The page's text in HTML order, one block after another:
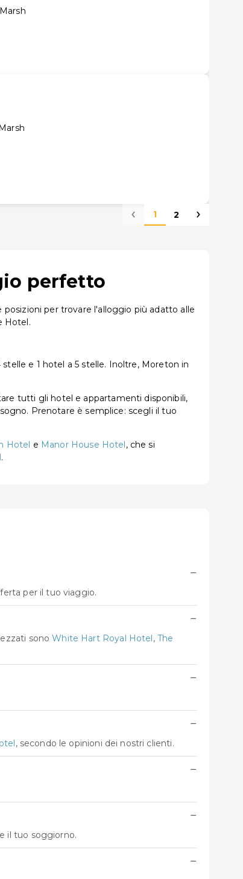
1 2
perfetto
per trovare l'alloggio più adatto alle
Hotel.
e 1 hotel a 5 stelle. Inoltre, Moreton in
tutti gli hotel e appartamenti disponibili,
Prenotare è semplice: scegli il tuo
Hotel e Manor House Hotel, che si
.
−
per il tuo viaggio.
−
sonoWhite Hart Royal Hotel, The
−
−
, secondo le opinioni dei nostri clienti.
−
−
il tuo soggiorno.
−